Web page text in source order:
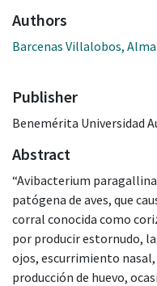
Authors
Barcenas Villalobos,
Publisher
Benemérita Universidad
Abstract
“Avibacterium
patógena de aves, que
corral conocida como
por producir estornudo,
ojos, escurrimiento nasal,
producción de huevo,